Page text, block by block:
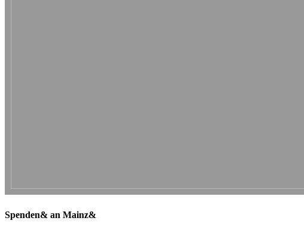
Spenden& an Mainz&